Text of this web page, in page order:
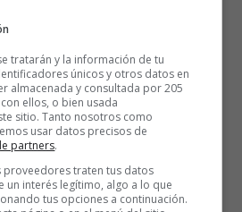
tratarán y la información de tu
únicos y otros datos en
almacenada y consultada por 205
ellos, o bien usada
sitio. Tanto nosotros como
usar datos precisos de
partners.
proveedores traten tus datos
un interés legítimo, algo a lo que
tus opciones a continuación.